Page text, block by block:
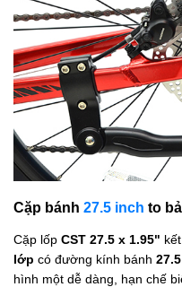
Cặp bánh 27.5 inch to
Cặp lốp CST 27.5 x 1.95"
lớp có đường kính bánh
hình một dễ dàng, hạn chế